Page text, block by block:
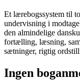
Et lærebogssystem til
undervisning i
den almindelige
fortælling, læsning,
sætninger, rigtig
Ingen